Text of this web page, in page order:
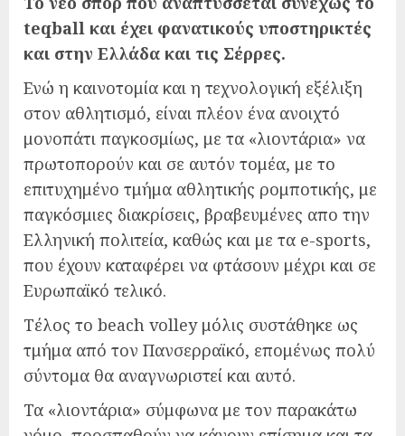
teqball και έχει φανατικούς υποστηρικτές
και στην Ελλάδα και τις Σέρρες.
Ενώ η καινοτομία και η τεχνολογική εξέλιξη
στον αθλητισμό, είναι πλέον ένα ανοιχτό
μονοπάτι παγκοσμίως, με τα «λιοντάρια» να
πρωτοπορούν και σε αυτόν τομέα, με το
επιτυχημένο τμήμα αθλητικής ρομποτικής, με
παγκόσμιες διακρίσεις, βραβευμένες απο την
Ελληνική πολιτεία, καθώς και με τα e-sports,
που έχουν καταφέρει να φτάσουν μέχρι και σε
Ευρωπαϊκό τελικό.
Τέλος το beach volley μόλις συστάθηκε ως
τμήμα από τον Πανσερραϊκό, επομένως πολύ
σύντομα θα αναγνωριστεί και αυτό.
Τα «λιοντάρια» σύμφωνα με τον παρακάτω